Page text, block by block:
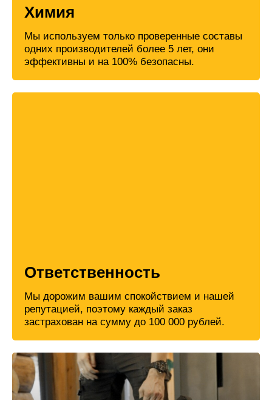
Химия
Мы используем только проверенные составы
одних производителей более 5 лет, они
эффективны и на 100% безопасны.
Ответственность
Мы дорожим вашим спокойствием и нашей
репутацией, поэтому каждый заказ
застрахован на сумму до 100 000 рублей.